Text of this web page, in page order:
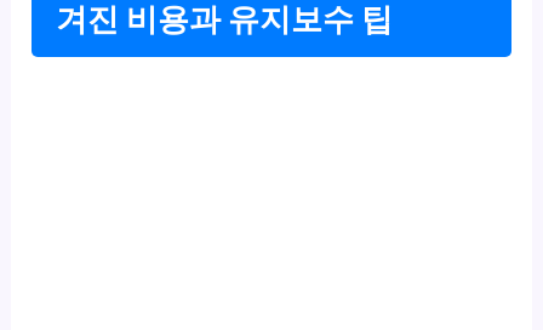
겨진 비용과 유지보수 팁